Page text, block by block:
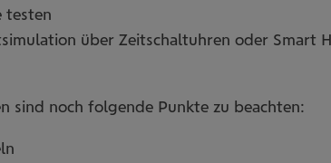
testen
über Zeitschaltuhren oder Smart
sind noch folgende Punkte zu beachten: